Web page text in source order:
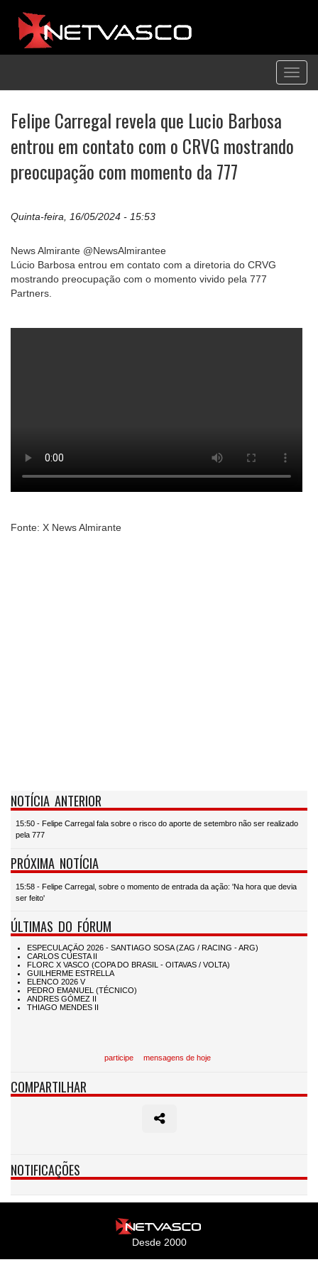
Felipe Carregal revela que Lucio Barbosa
entrou em contato com o CRVG mostrando
preocupação com momento da 777
Quinta-feira, 16/05/2024 - 15:53
News Almirante @NewsAlmirantee
Lúcio Barbosa entrou em contato com a diretoria do CRVG
mostrando preocupação com o momento vivido pela 777
Partners.
Fonte: X News Almirante
NOTÍCIA ANTERIOR
15:50 - Felipe Carregal fala sobre o risco do aporte de setembro não ser realizado
pela 777
PRÓXIMA NOTÍCIA
15:58 - Felipe Carregal, sobre o momento de entrada da ação: 'Na hora que devia
ser feito'
ÚLTIMAS DO FÓRUM
participe mensagens de hoje
COMPARTILHAR
NOTIFICAÇÕES
Desde 2000